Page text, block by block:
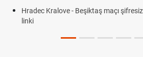
Hradec Kralove - Beşiktaş maçı
linki